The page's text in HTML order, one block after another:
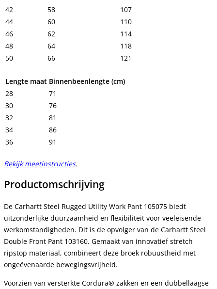
42
58
107
44
60
110
46
62
114
48
64
118
50
66 121
Lengte maat Binnenbeenlengte (cm)
28
71
30
76
32
81
34
86
36
91
Bekijk meetinstructies.
Productomschrijving
De Carhartt Steel Rugged Utility Work Pant 105075 biedt
uitzonderlijke duurzaamheid en flexibiliteit voor veeleisende
werkomstandigheden. Dit is de opvolger van de Carhartt Steel
Double Front Pant 103160. Gemaakt van innovatief stretch
ripstop materiaal, combineert deze broek robuustheid met
ongeëvenaarde bewegingsvrijheid.
Voorzien van versterkte Cordura® zakken en een dubbellaagse